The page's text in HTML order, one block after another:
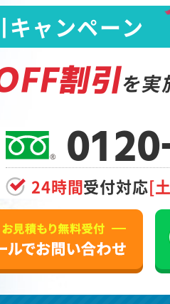
キャンペーン
割引を実
24時間受付対応[